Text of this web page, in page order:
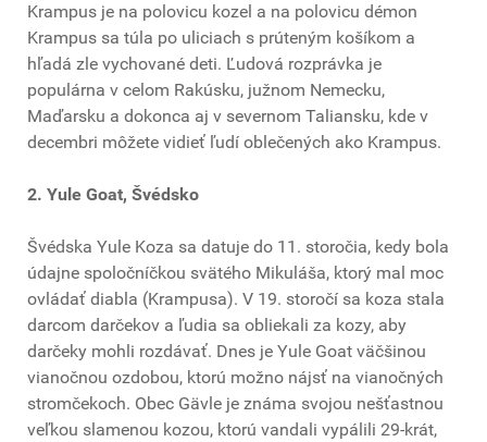
Krampus je na polovicu kozel a na polovicu démon
Krampus sa túla po uliciach s prúteným košíkom a
hľadá zle vychované deti. Ľudová rozprávka je
populárna v celom Rakúsku, južnom Nemecku,
Maďarsku a dokonca aj v severnom Taliansku, kde v
decembri môžete vidieť ľudí oblečených ako Krampus.
2. Yule Goat, Švédsko
Švédska Yule Koza sa datuje do 11. storočia, kedy bola
údajne spoločníčkou svätého Mikuláša, ktorý mal moc
ovládať diabla (Krampusa). V 19. storočí sa koza stala
darcom darčekov a ľudia sa obliekali za kozy, aby
darčeky mohli rozdávať. Dnes je Yule Goat väčšinou
vianočnou ozdobou, ktorú možno nájsť na vianočných
stromčekoch. Obec Gävle je známa svojou nešťastnou
veľkou slamenou kozou, ktorú vandali vypálili 29-krát,